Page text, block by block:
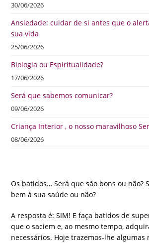
30/06/2026
Ansiedade: cuidar de si antes que o
sua vida
25/06/2026
Biologia ou Espiritualidade?
17/06/2026
Será que sabemos comunicar?
09/06/2026
Criança Interior , o nosso maravilhoso
08/06/2026
Os batidos… Será que são bons ou não?
bem à sua saúde ou não?
A resposta é: SIM! E faça batidos de
que o saciem e, ao mesmo tempo,
necessários. Hoje trazemos-lhe algumas